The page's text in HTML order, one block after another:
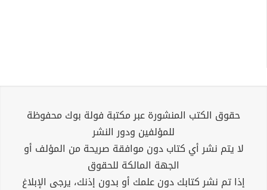
حقوق الكتب المنشورة عبر مكتبة فولة بوك محفوظة
للمؤلفين ودور النشر
لا يتم نشر أي كتاب دون موافقة صريحة من المؤلف أو
الجهة المالكة للحقوق
إذا تم نشر كتابك دون علمك أو بدون إذنك، يرجى الإبلاغ